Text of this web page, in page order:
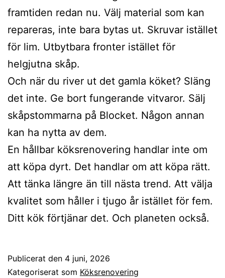
framtiden redan nu. Välj material som kan
repareras, inte bara bytas ut. Skruvar istället
för lim. Utbytbara fronter istället för
helgjutna skåp.
Och när du river ut det gamla köket? Släng
det inte. Ge bort fungerande vitvaror. Sälj
skåpstommarna på Blocket. Någon annan
kan ha nytta av dem.
En hållbar köksrenovering handlar inte om
att köpa dyrt. Det handlar om att köpa rätt.
Att tänka längre än till nästa trend. Att välja
kvalitet som håller i tjugo år istället för fem.
Ditt kök förtjänar det. Och planeten också.
Publicerat den 4 juni, 2026
Kategoriserat som Köksrenovering